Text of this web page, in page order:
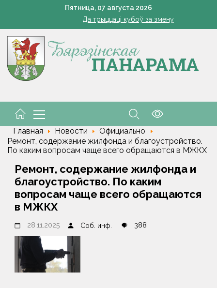
Пятница, 07 августа 2026
Познай свой край. Как в Беларуси развивают внутренний
Да трыццаці кубоў за змену
поручил вернуть в севооборот все поля Минской
Устранение последствий стихии – на контроле
Познай свой край. Как в Беларуси развивают внутренний
Главная Новости
Официально
Ремонт, содержание жилфонда и благоустройство.
По каким вопросам чаще всего обращаются в МЖКХ
Ремонт, содержание жилфонда и
благоустройство. По каким
вопросам чаще всего обращаются
в МЖКХ
28.11.2025 Соб. инф. 388